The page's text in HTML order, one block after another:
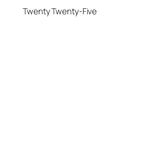
Twenty Twenty-Five